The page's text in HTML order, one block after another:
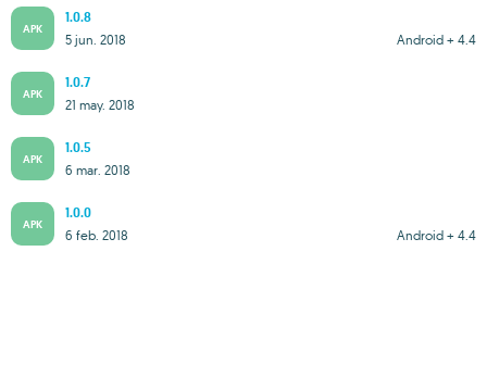
APK
1.0.8
Android + 4.4
5 jun. 2018
APK
1.0.7
21 may. 2018
APK
1.0.5
6 mar. 2018
APK
1.0.0
Android + 4.4
6 feb. 2018